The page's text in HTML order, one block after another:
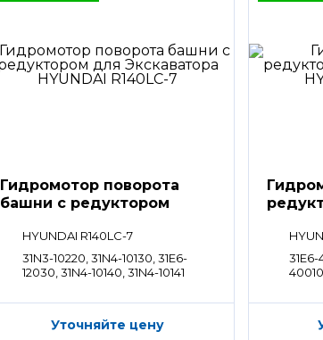
Гидромотор поворота
башни с редуктором
HYUNDAI R140LC-7
31N3-10220, 31N4-10130, 31E6-
12030, 31N4-10140, 31N4-10141
Уточняйте цену